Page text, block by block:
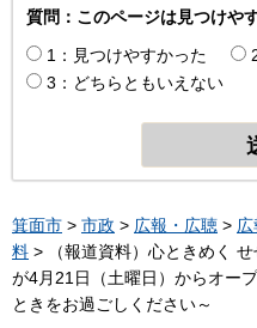
質問：このページは見つけや
1：見つけやすかった
3：どちらともいえない
箕面市 > 市政 > 広報・広聴 > 広
料 > （報道資料）心ときめく
が4月21日（土曜日）からオー
ときをお過ごしください～